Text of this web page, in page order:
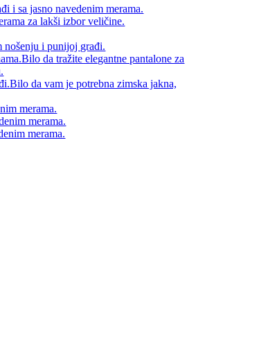
i sa jasno navedenim merama.
za lakši izbor veličine.
nošenju i punijoj građi.
da tražite elegantne pantalone za
da vam je potrebna zimska jakna,
merama.
merama.
merama.